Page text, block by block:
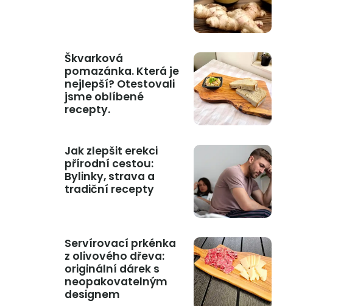
Škvarková
pomazánka. Která je
nejlepší? Otestovali
jsme oblíbené
recepty.
Jak zlepšit erekci
přírodní cestou:
Bylinky, strava a
tradiční recepty
Servírovací prkénka
z olivového dřeva:
originální dárek s
neopakovatelným
designem